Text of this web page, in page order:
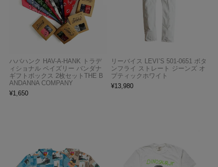
ハバハンク HAV-A-HANK トラデ
ィショナル ペイズリー バンダナ
ギフトボックス 2枚セットTHE B
ANDANNA COMPANY
¥1,650
リーバイス LEVI’S 501-0651 ボタ
ンフライ ストレート ジーンズ オ
プティックホワイト
¥13,980